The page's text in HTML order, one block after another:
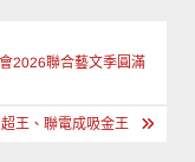
2026聯合藝文季圓滿
王、聯電成吸金王